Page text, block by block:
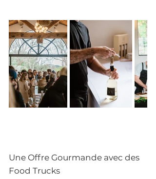
Une Offre Gourmande avec des
Food Trucks